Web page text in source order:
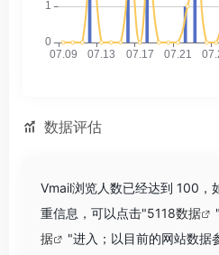
数据评估
Vmail浏览人数已经达到 100，
重信息，可以点击"5118数据
据
"进入；以目前的网站数据